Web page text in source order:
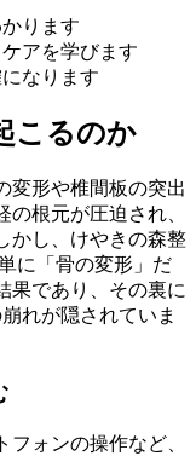
ります
アを学びます
なります
こるのか
変形や椎間板の突出
根元が圧迫され、
かし、けやきの森整
に「骨の変形」だ
果であり、その裏に
れが隠されていま
ォンの操作など、